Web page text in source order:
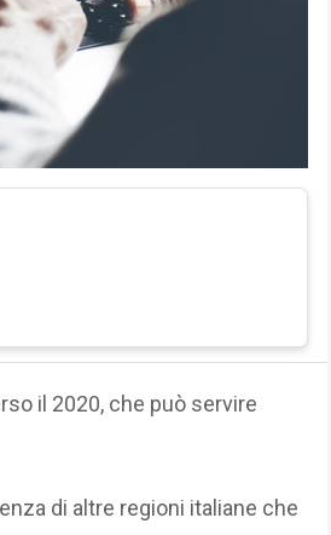
il 2020, che può servire
di altre regioni italiane che